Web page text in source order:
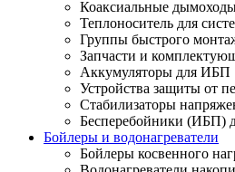
Коаксиальные
Теплоноситель для
Группы быстрого
Запчасти и
Аккумуляторы для ИБП
Устройства защиты от
Стабилизаторы
Бесперебойники (ИБП)
Бойлеры и водонагреватели
Бойлеры косвенного